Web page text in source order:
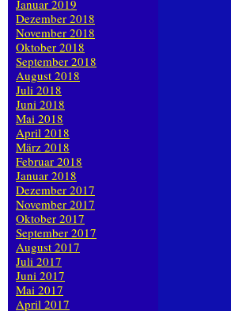
Januar 2019
Dezember 2018
November 2018
Oktober 2018
September 2018
August 2018
Juli 2018
Juni 2018
Mai 2018
April 2018
März 2018
Februar 2018
Januar 2018
Dezember 2017
November 2017
Oktober 2017
September 2017
August 2017
Juli 2017
Juni 2017
Mai 2017
April 2017